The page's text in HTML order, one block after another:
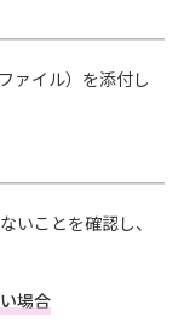
ァイル）を添付し
いことを確認し、
場合